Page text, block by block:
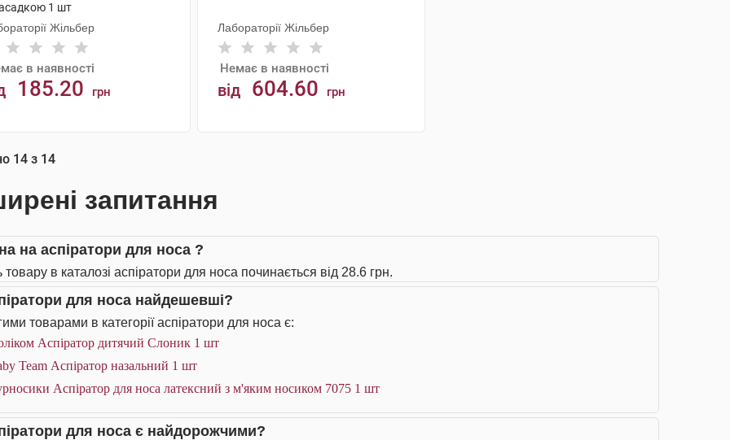
1 шт
Жільбер
в наявності
185.20 грн
АНАЛОГИ
Лабораторії Жільбер
Немає в наявності
від 604.60 грн
14 з 14
запитання
на аспіратори для носа ?
товару в каталозі аспіратори для носа починається від 28.6 грн.
для носа найдешевші?
товарами в категорії аспіратори для носа є:
Аспіратор дитячий Слоник 1 шт
Team Аспіратор назальний 1 шт
Аспіратор для носа латексний з м'яким носиком 7075 1 шт
для носа є найдорожчими?